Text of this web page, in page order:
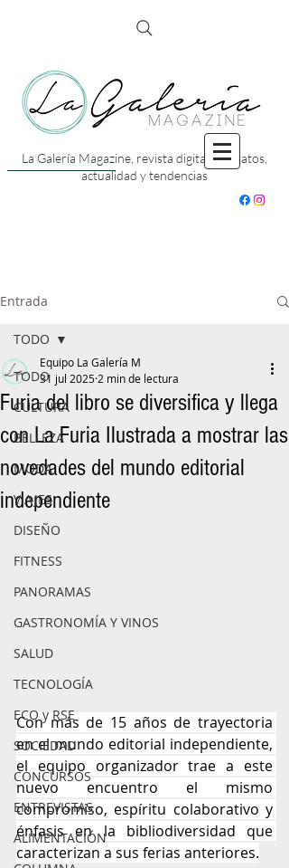
La Galería Magazine, revista digital con datos,
actualidad y tendencias
Entrada
TODO
CULTURA
BELLEZA
MODA
VIAJES
DISEÑO
FITNESS
PANORAMAS
GASTRONOMÍA Y VINOS
SALUD
TECNOLOGÍA
ECO y RSE
SOCIEDAD
CONCURSOS
ENTREVISTAS
ALIMENTACIÓN
TODO
Furia del libro se diversifica y llega
con La Furia Ilustrada a mostrar las
novedades del mundo editorial
independiente
Equipo La Galería M
31 jul 2025 2 min de lectura
Con más de 15 años de trayectoria
en el mundo editorial independiente,
el equipo organizador trae a este
nuevo encuentro el mismo
compromiso, espíritu colaborativo y
énfasis en la bibliodiversidad que
caracterizan a sus ferias anteriores.